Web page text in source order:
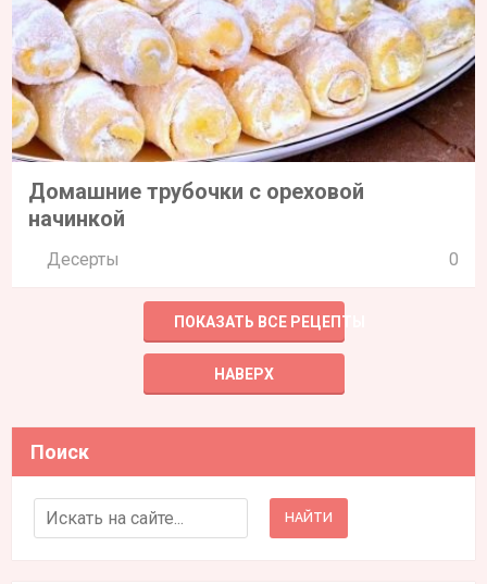
Домашние трубочки с ореховой
начинкой
Десерты 0
ПОКАЗАТЬ ВСЕ РЕЦЕПТЫ
НАВЕРХ
Поиск
Search for: